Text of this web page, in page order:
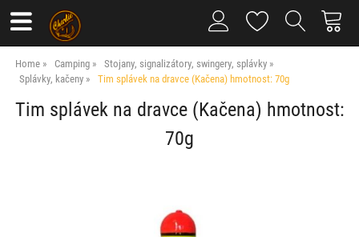
Home Camping
Stojany, signalizátory, swingery, splávky
Splávky, kačeny
Tim splávek na dravce (Kačena) hmotnost: 70g
Tim splávek na dravce (Kačena) hmotnost:
70g